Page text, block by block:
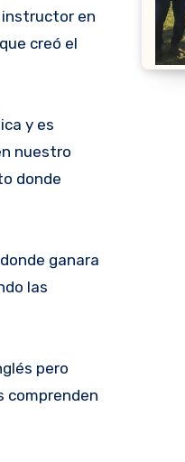
en
creó el
y es
nuestro
donde
ganara
las
pero
comprenden